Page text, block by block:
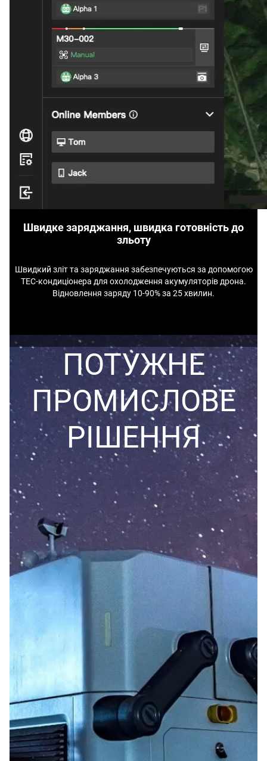
Швидке заряджання, швидка готовність до
зльоту
Швидкий зліт та заряджання забезпечуються за допомогою
TEC-кондиціонера для охолодження акумуляторів дрона.
Відновлення заряду 10-90% за 25 хвилин.
ПОТУЖНЕ
ПРОМИСЛОВЕ
РІШЕННЯ